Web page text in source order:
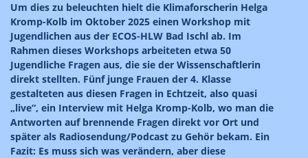
Um dies zu beleuchten hielt die Klimaforscherin Helga
Kromp-Kolb im Oktober 2025 einen Workshop mit
Jugendlichen aus der ECOS-HLW Bad Ischl ab. Im
Rahmen dieses Workshops arbeiteten etwa 50
Jugendliche Fragen aus, die sie der Wissenschaftlerin
direkt stellten. Fünf junge Frauen der 4. Klasse
gestalteten aus diesen Fragen in Echtzeit, also quasi
„live“, ein Interview mit Helga Kromp-Kolb, wo man die
Antworten auf brennende Fragen direkt vor Ort und
später als Radiosendung/Podcast zu Gehör bekam. Ein
Fazit: Es muss sich was verändern, aber diese